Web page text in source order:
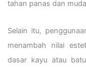
tahan panas dan
Selain itu,
menambah nilai
dasar kayu atau